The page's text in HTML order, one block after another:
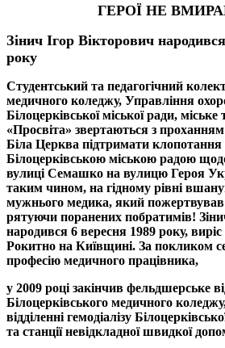
ГЕРОЇ НЕ
Зінич Ігор Вікторович
року
Студентський та педагогічний
медичного коледжу, Управління
Білоцерківської міської ради,
«Просвіта» звертаються з
Біла Церква підтримати клопотання
Білоцерківською міською радою
вулиці Семашко на вулицю Героя
таким чином, на гідному рівні
мужнього медика, який
рятуючи поранених побратимів!
народився 6 вересня 1989 року,
Рокитно на Київщині. За покликом
професію медичного працівника,
у 2009 році закінчив фельдшерське
Білоцерківського медичного
відділенні гемодіалізу
та станції невідкладної швидкої